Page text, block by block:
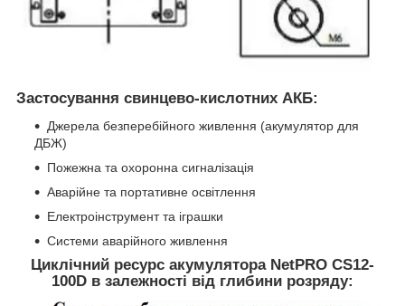
Застосування свинцево-кислотних АКБ:
Джерела безперебійного живлення (акумулятор для
ДБЖ)
Пожежна та охоронна сигналізація
Аварійне та портативне освітлення
Електроінструмент та іграшки
Системи аварійного живлення
Циклічний ресурс акумулятора NetPRO CS12-
100D в залежності від глибини розряду: